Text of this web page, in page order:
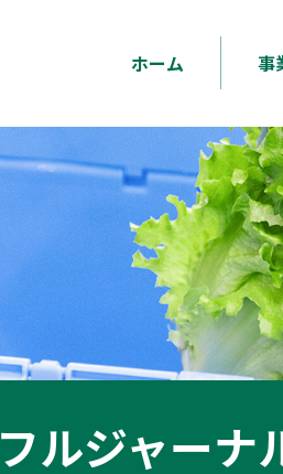
ホーム 事
ルジャーナ